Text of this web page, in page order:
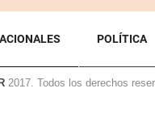
POLÍTICA
2017. Todos los derechos